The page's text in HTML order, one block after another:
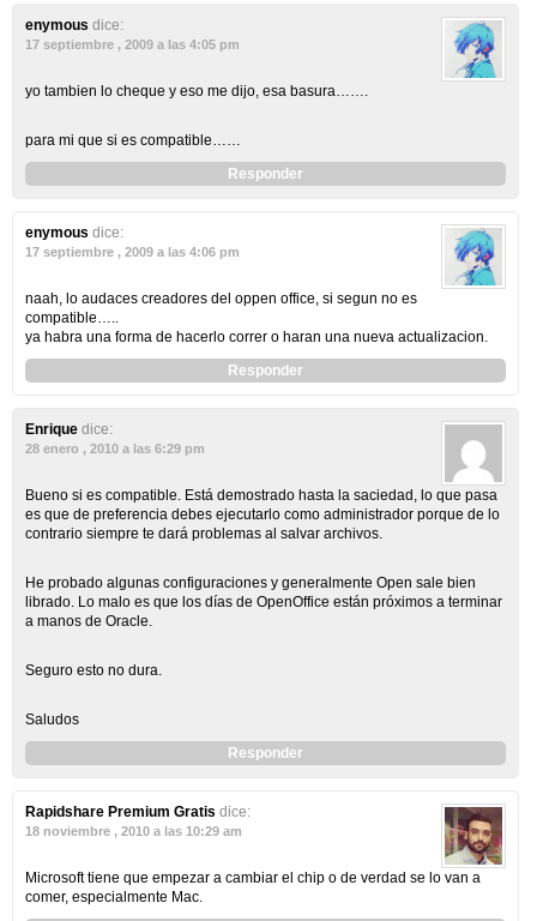
enymous dice:
17 septiembre , 2009 a las 4:05 pm
yo tambien lo cheque y eso me dijo, esa basura…….
para mi que si es compatible……
Responder
enymous dice:
17 septiembre , 2009 a las 4:06 pm
naah, lo audaces creadores del oppen office, si segun no es
compatible…..
ya habra una forma de hacerlo correr o haran una nueva actualizacion.
Responder
Enrique dice:
28 enero , 2010 a las 6:29 pm
Bueno si es compatible. Está demostrado hasta la saciedad, lo que pasa
es que de preferencia debes ejecutarlo como administrador porque de lo
contrario siempre te dará problemas al salvar archivos.
He probado algunas configuraciones y generalmente Open sale bien
librado. Lo malo es que los días de OpenOffice están próximos a terminar
a manos de Oracle.
Seguro esto no dura.
Saludos
Responder
Rapidshare Premium Gratis dice:
18 noviembre , 2010 a las 10:29 am
Microsoft tiene que empezar a cambiar el chip o de verdad se lo van a
comer, especialmente Mac.